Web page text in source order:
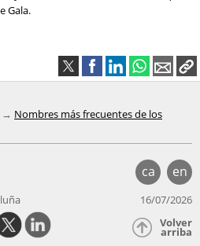
Gala.
Nombres más frecuentes de los
ca en
16/07/2026
Volver
arriba